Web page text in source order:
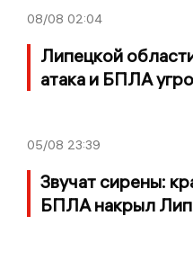
08/08 02:04
Липецкой
атака и БПЛА
05/08 23:39
Звучат сирены:
БПЛА накрыл